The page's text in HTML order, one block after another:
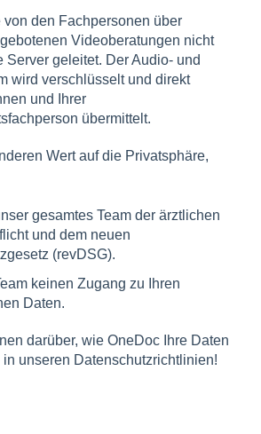
von den Fachpersonen über
Videoberatungen nicht
Server geleitet. Der Audio- und
wird verschlüsselt und direkt
und Ihrer
übermittelt.
Wert auf die Privatsphäre,
gesamtes Team der ärztlichen
und dem neuen
(revDSG).
keinen Zugang zu Ihren
Daten.
darüber, wie OneDoc Ihre Daten
in unseren Datenschutzrichtlinien!